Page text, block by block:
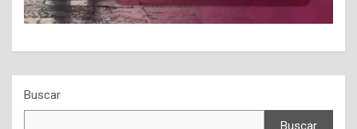
Buscar
Buscar